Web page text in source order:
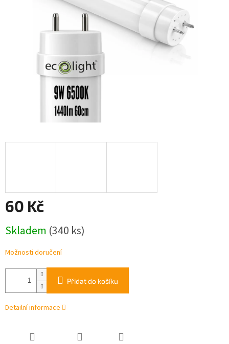
60 Kč
cena:
Skladem (340 ks)
Možnosti doručení
Přidat do košíku
Detailní informace